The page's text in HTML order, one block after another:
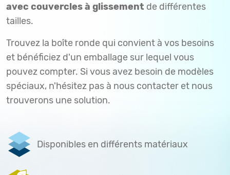
avec couvercles à glissement de différentes
tailles.
Trouvez la boîte ronde qui convient à vos besoins
et bénéficiez d'un emballage sur lequel vous
pouvez compter. Si vous avez besoin de modèles
spéciaux, n'hésitez pas à nous contacter et nous
trouverons une solution.
Disponibles en différents matériaux